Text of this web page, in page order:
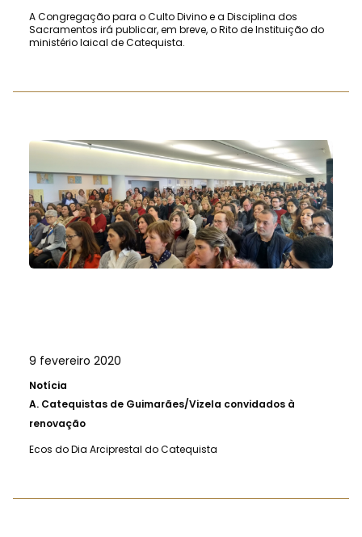
A Congregação para o Culto Divino e a Disciplina dos
Sacramentos irá publicar, em breve, o Rito de Instituição do
ministério laical de Catequista.
9 fevereiro 2020
Notícia
A. Catequistas de Guimarães/Vizela convidados à
renovação
Ecos do Dia Arciprestal do Catequista